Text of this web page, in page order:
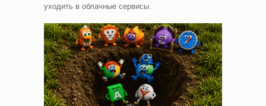
уходить в облачные сервисы.